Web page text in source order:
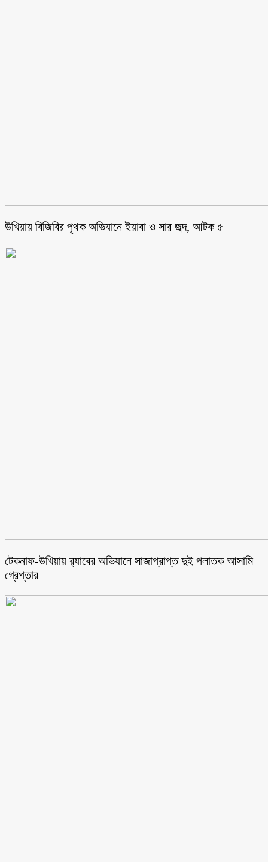
উখিয়ায় বিজিবির পৃথক অভিযানে ইয়াবা ও সার জব্দ, আটক ৫
টেকনাফ-উখিয়ায় র‌্যাবের অভিযানে সাজাপ্রাপ্ত দুই পলাতক আসামি
গ্রেপ্তার